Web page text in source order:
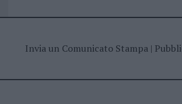
Invia un Comunicato Stampa|